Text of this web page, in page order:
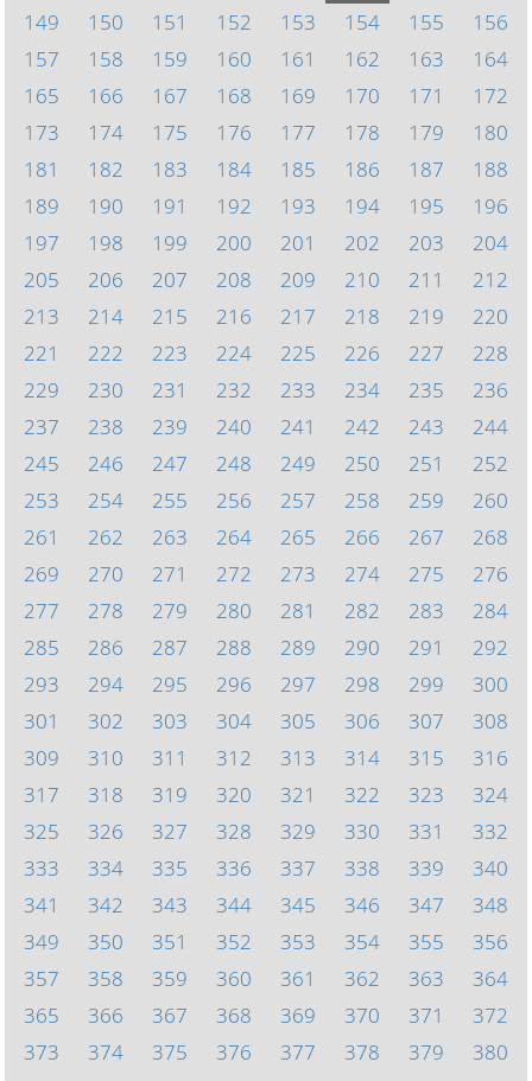
149
150 151 152 153 154 155
156
157
158 159 160 161 162 163
164
165
166 167 168 169 170 171
172
173
174 175 176 177 178 179
180
181
182 183 184 185 186 187
188
189
190 191 192 193 194 195
196
197
198 199 200 201 202 203
204
205
206 207 208 209 210 211
212
213
214 215 216 217 218 219
220
221
222 223 224 225 226 227
228
229
230 231 232 233 234 235
236
237
238 239 240 241 242 243
244
245
246 247 248 249 250 251
252
253
254 255 256 257 258 259
260
261
262 263 264 265 266 267
268
269
270 271 272 273 274 275
276
277
278 279 280 281 282 283
284
285
286 287 288 289 290 291
292
293
294 295 296 297 298 299
300
301
302 303 304 305 306 307
308
309
310 311 312 313 314 315
316
317
318 319 320 321 322 323
324
325
326 327 328 329 330 331
332
333
334 335 336 337 338 339
340
341
342 343 344 345 346 347
348
349
350 351 352 353 354 355
356
357
358 359 360 361 362 363
364
365
366 367 368 369 370 371
372
373
374 375 376 377 378 379
380